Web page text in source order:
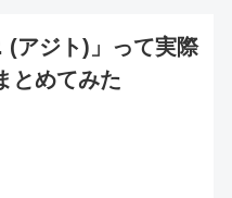
(アジト)」って実際
とめてみた